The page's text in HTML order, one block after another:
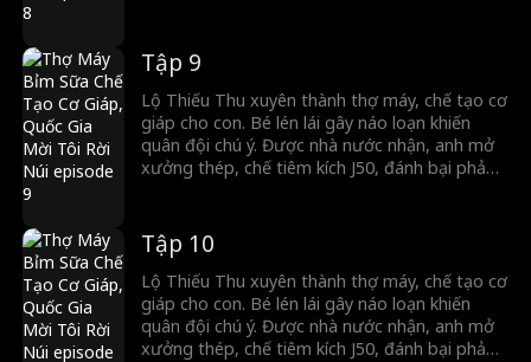
Hạ thành siêu cường quân sự.
Tập 9
Lộ Thiếu Thu xuyên thành thợ máy, chế tạo cơ
giáp cho con. Bé lén lái gây náo loạn khiến
quân đội chú ý. Được nhà nước nhận, anh mở
xưởng thép, chế tiêm kích J50, đánh bại phản
Hạ thành siêu cường quân sự.
Tập 10
Lộ Thiếu Thu xuyên thành thợ máy, chế tạo cơ
giáp cho con. Bé lén lái gây náo loạn khiến
quân đội chú ý. Được nhà nước nhận, anh mở
xưởng thép, chế tiêm kích J50, đánh bại phản